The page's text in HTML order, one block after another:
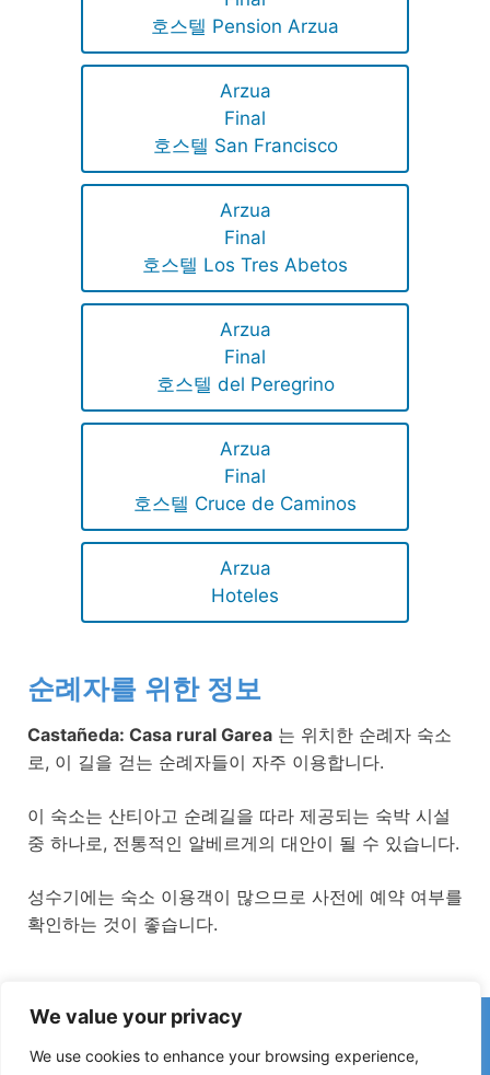
We value your privacy
We use cookies to enhance your browsing experience,
호스텔 Pension Arzua
Arzua
Final
호스텔 San Francisco
Arzua
Final
호스텔 Los Tres Abetos
Arzua
Final
호스텔 del Peregrino
Arzua
Final
호스텔 Cruce de Caminos
Arzua
Hoteles
순례자를 위한 정보
Castañeda: Casa rural Garea 는 위치한 순례자 숙소
로, 이 길을 걷는 순례자들이 자주 이용합니다.
이 숙소는 산티아고 순례길을 따라 제공되는 숙박 시설
중 하나로, 전통적인 알베르게의 대안이 될 수 있습니다.
성수기에는 숙소 이용객이 많으므로 사전에 예약 여부를
확인하는 것이 좋습니다.
카미노에서 잘못된 정보나 최근 변경 사항을 발견하셨나요?
폐쇄된 숙소, 침수 구간, 우회로, 공사 또는 기타 변경 사항에 대한